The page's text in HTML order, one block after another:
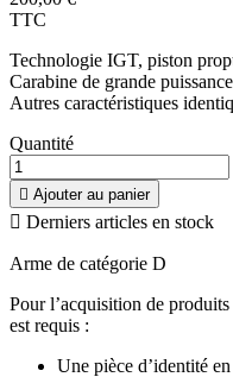
TTC
Technologie IGT, piston
Carabine de grande
Autres caractéristiques
Quantité
 Ajouter au panier
 Derniers articles en stock
Arme de catégorie D
Pour l’acquisition de
est requis :
Une pièce d’identité